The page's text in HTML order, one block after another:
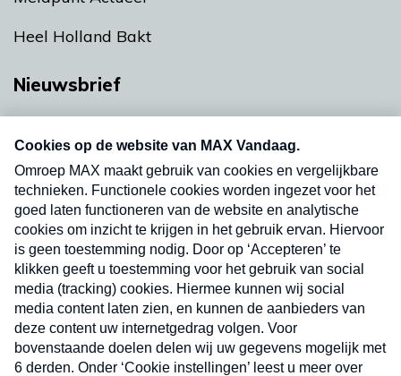
Heel Holland Bakt
Nieuwsbrief
nieuwsbrief. Elke vrijdag- en dinsdagochtend in
uw mailbox.
Verzend